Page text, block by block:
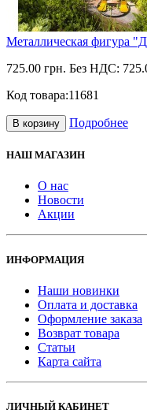
Металлическая фигура
725.00 грн. Без НДС:
Код товара:11681
В корзину Подробнее
НАШ МАГАЗИН
О нас
Новости
Акции
ИНФОРМАЦИЯ
Наши новинки
Оплата и доставка
Оформление заказа
Возврат товара
Статьи
Карта сайта
ЛИЧНЫЙ КАБИНЕТ